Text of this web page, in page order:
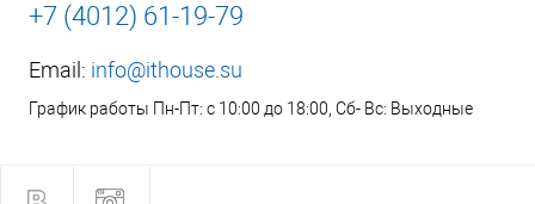
+7 (4012) 61-19-79
Email: info@ithouse.su
График работы Пн-Пт: с 10:00 до 18:00, Сб- Вс: Выходные